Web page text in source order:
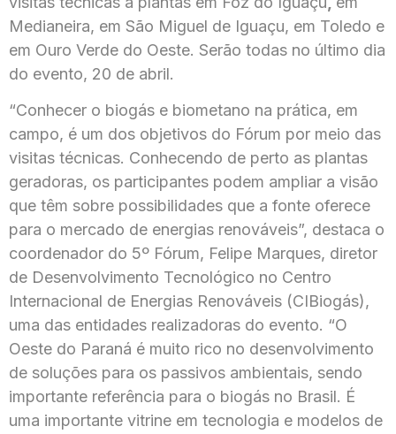
Medianeira, em São Miguel de Iguaçu, em Toledo e
em Ouro Verde do Oeste. Serão todas no último dia
do evento, 20 de abril.
“Conhecer o biogás e biometano na prática, em
campo, é um dos objetivos do Fórum por meio das
visitas técnicas. Conhecendo de perto as plantas
geradoras, os participantes podem ampliar a visão
que têm sobre possibilidades que a fonte oferece
para o mercado de energias renováveis”, destaca o
coordenador do 5º Fórum, Felipe Marques, diretor
de Desenvolvimento Tecnológico no Centro
Internacional de Energias Renováveis (CIBiogás),
uma das entidades realizadoras do evento. “O
Oeste do Paraná é muito rico no desenvolvimento
de soluções para os passivos ambientais, sendo
importante referência para o biogás no Brasil. É
uma importante vitrine em tecnologia e modelos de